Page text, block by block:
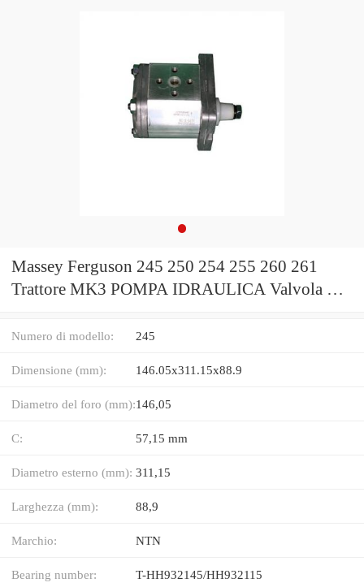
Massey Ferguson 245 250 254 255 260 261
Trattore MK3 POMPA IDRAULICA Valvola Di
Numero di modello: 245
Dimensione (mm): 146.05x311.15x88.9
Diametro del foro (mm):146,05
C: 57,15 mm
Diametro esterno (mm): 311,15
Larghezza (mm): 88,9
Marchio: NTN
Bearing number: T-HH932145/HH932115